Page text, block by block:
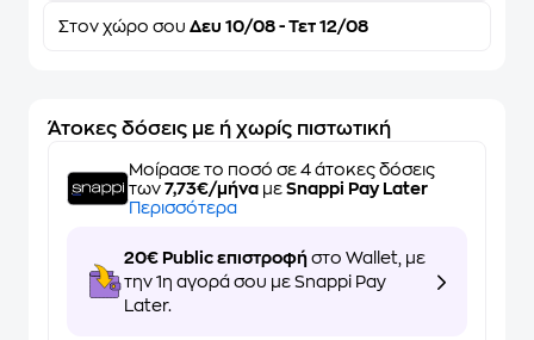
Στον χώρο σου Δευ 10/08 - Τετ 12/08
Άτοκες δόσεις με ή χωρίς πιστωτική
Μοίρασε το ποσό σε 4 άτοκες δόσεις
των 7,73€/μήνα με Snappi Pay Later
Περισσότερα
20€ Public επιστροφή στο Wallet, με
την 1η αγορά σου με Snappi Pay
Later.